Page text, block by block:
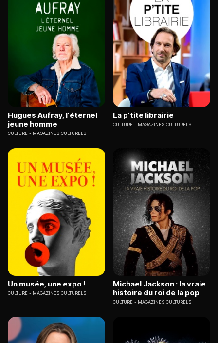
Hugues Aufray, l'éternel
jeune homme
CULTURE MAGAZINES CULTURELS
La p'tite librairie
CULTURE MAGAZINES CULTURELS
Un musée, une expo !
CULTURE MAGAZINES CULTURELS
Michael Jackson : la vraie
histoire du roi de la pop
CULTURE MAGAZINES CULTURELS